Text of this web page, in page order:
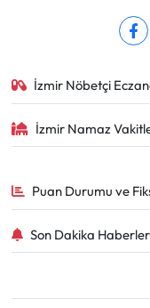
İzmir Nöbetçi
İzmir Namaz
Puan Durumu ve
Son Dakika